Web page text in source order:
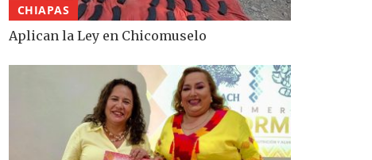
CHIAPAS
Aplican la Ley en Chicomuselo